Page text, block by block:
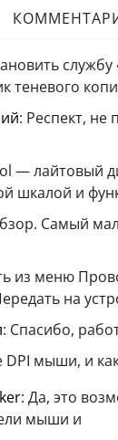
теневого
: Респект, не
— лайтовый
шкалой и
Самый
из меню
на
: Спасибо,
DPI мыши, и
: Да, это
мыши и